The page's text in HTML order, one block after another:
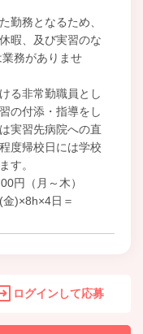
勤務となるため、
暇、及び実習のな
務がありませ
る非常勤職員とし
の付添・指導をし
実習先病院への直
度帰校日には学校
す。
円（月～木）
)×8h×4日＝
ログインして応募